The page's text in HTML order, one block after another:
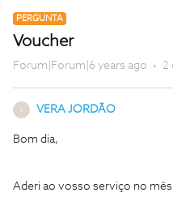
PERGUNTA
Voucher
Forum|Forum|6 years ago 2
V VERA JORDÃO
Bom dia,
Aderi ao vosso serviço no